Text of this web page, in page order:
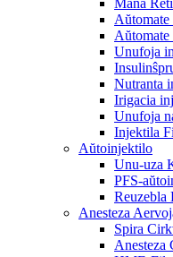
Mana
Unufoja
Nutranta
Irigacia
Unufoja
Injektila
Aŭtoinjektilo
Unu-uza
PFS-
Reuzebla
Anesteza
Spira
Anesteza